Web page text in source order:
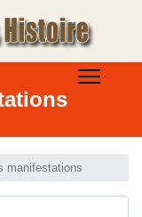
manifestations